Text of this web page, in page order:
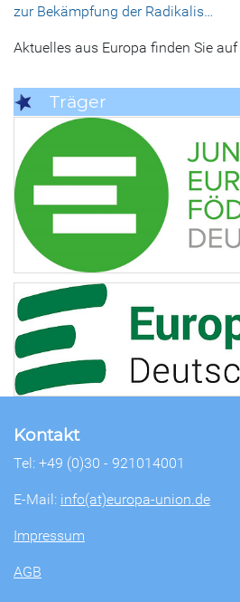
zur Bekämpfung der Radikalis…
Aktuelles aus Europa finden Sie auf
Träger
Kontakt
Tel: +49 (0)30 - 921014001
E-Mail: info(at)europa-union.de
Impressum
AGB